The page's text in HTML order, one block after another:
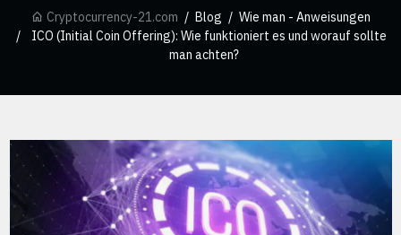
Cryptocurrency-21.com Blog
Wie man - Anweisungen
ICO (Initial Coin Offering): Wie funktioniert es und worauf sollte
man achten?